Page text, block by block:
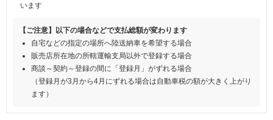
います
【ご注意】以下の場合などで支払総額が変わります
自宅などの指定の場所へ陸送納車を希望する場合
販売店所在地の所轄運輸支局以外で登録する場合
商談～契約～登録の間に「登録月」がずれる場合
（登録月が3月から4月にずれる場合は自動車税の額が大きく上がり
ます）